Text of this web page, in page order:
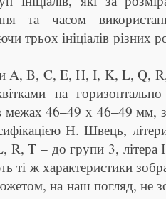
та часом
трьох ініціалів різних
A, B, C, E, H, I, K, L, Q,
на
межах 46–49 x 46–49 мм,
Н. Швець,
R, T – до групи 3, літера
ті ж характеристики
на наш погляд, не